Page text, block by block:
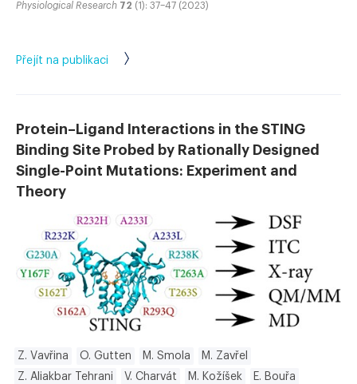
Physiological Research 72 (1): 37–47 (2023)
Přejít na publikaci
Protein–Ligand Interactions in the STING
Binding Site Probed by Rationally Designed
Single-Point Mutations: Experiment and
Theory
Z. Vavřina O. Gutten M. Smola
M. Zavřel
Z. Aliakbar Tehrani
V. Charvát M. Kožíšek
E. Bouřa